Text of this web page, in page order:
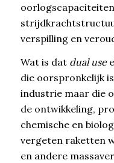
verspilling en
Wat is dat dual use
die oorspronkelijk
industrie maar die
de ontwikkeling,
chemische en
vergeten raketten
en andere